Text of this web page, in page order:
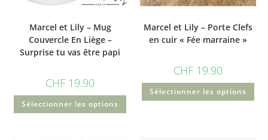
Marcel et Lily – Mug
Couvercle En Liège –
Surprise tu vas être papi
CHF 19.90
Sélectionner les options
Marcel et Lily – Porte Clefs
en cuir « Fée marraine »
CHF 19.90
Sélectionner les options